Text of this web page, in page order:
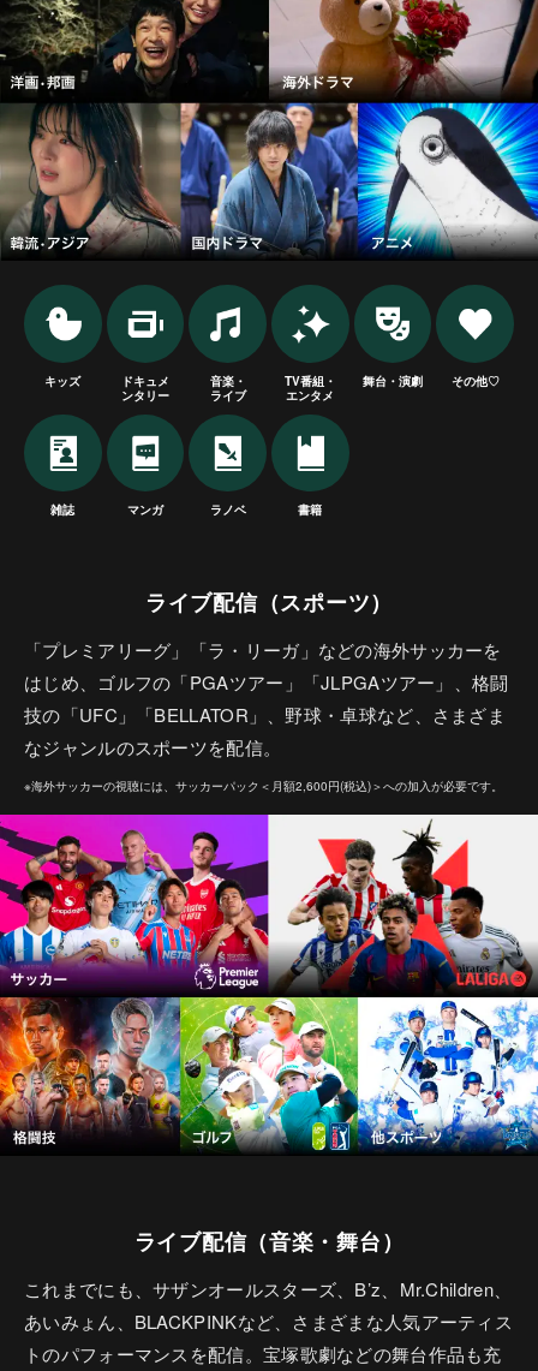
キッズ
ドキュメ
ンタリー
音楽・
ライブ
TV番組・
エンタメ
舞台・演劇 その他♡
雑誌 マンガ ラノベ 書籍
ライブ配信（スポーツ）
「プレミアリーグ」「ラ・リーガ」などの海外サッカーを
はじめ、ゴルフの「PGAツアー」「JLPGAツアー」、格闘
技の「UFC」「BELLATOR」、野球・卓球など、さまざま
なジャンルのスポーツを配信。
※海外サッカーの視聴には、サッカーパック＜月額2,600円(税込)＞への加入が必要です。
ライブ配信（音楽・舞台）
これまでにも、サザンオールスターズ、B’z、Mr.Children、
あいみょん、BLACKPINKなど、さまざまな人気アーティス
トのパフォーマンスを配信。宝塚歌劇などの舞台作品も充